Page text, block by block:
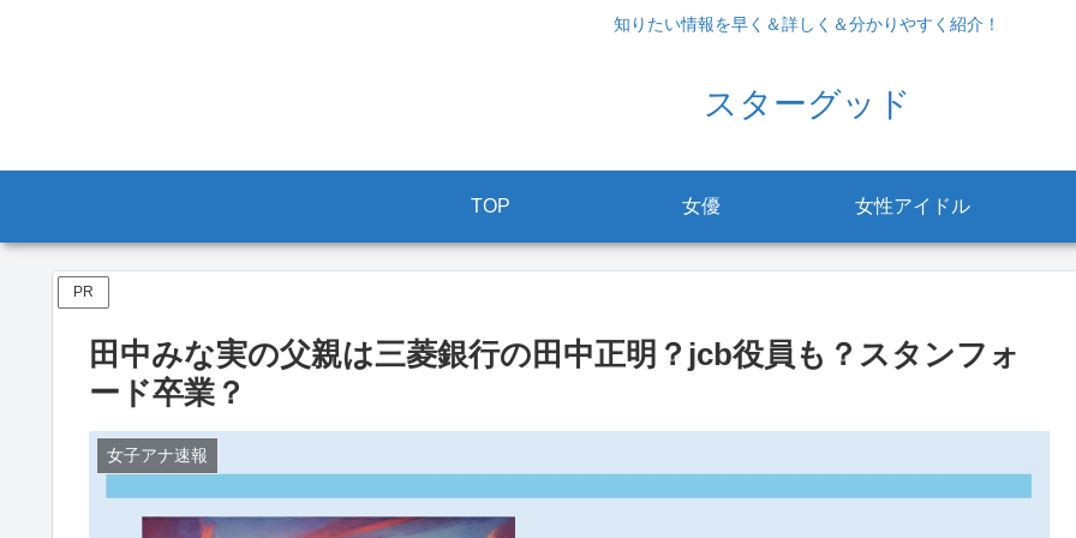
知りたい情報を早く＆詳しく＆分かりやすく紹介！
スターグッド
TOP 女優 女性アイドル
PR
田中みな実の父親は三菱銀行の田中正明？jcb役員も？スタンフォ
ード卒業？
女子アナ速報